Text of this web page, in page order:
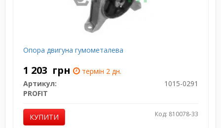
Опора двигуна гумометалева
1 203 грн
термін 2 дн.
Артикул:
1015-0291
PROFIT
КУПИТИ Код: 810078-33